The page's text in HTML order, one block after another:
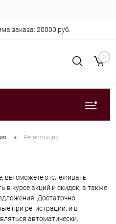
заказа: 20000 руб.
0
• Регистрация
вы сможете отслеживать
в курсе акций и скидок, а также
Достаточно
при регистрации, и в
автоматически.